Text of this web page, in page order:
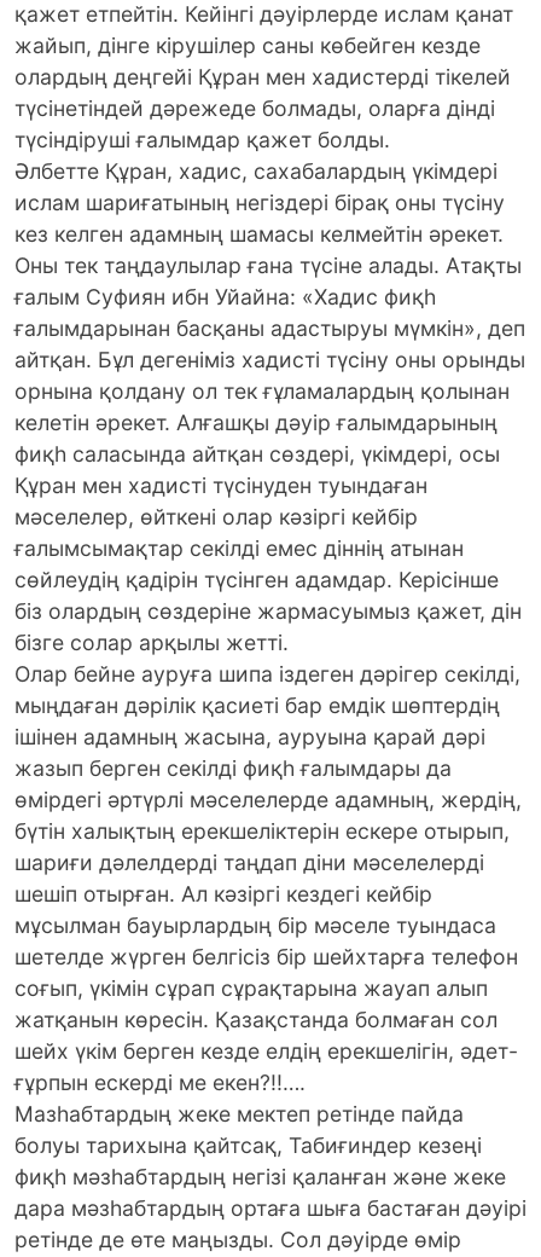
қажет етпейтін. Кейінгі дәуірлерде ислам қанат
жайып, дінге кірушілер саны көбейген кезде
олардың деңгейі Құран мен хадистерді тікелей
түсінетіндей дәрежеде болмады, оларға дінді
түсіндіруші ғалымдар қажет болды.
Әлбетте Құран, хадис, сахабалардың үкімдері
ислам шариғатының негіздері бірақ оны түсіну
кез келген адамның шамасы келмейтін әрекет.
Оны тек таңдаулылар ғана түсіне алады. Атақты
ғалым Суфиян ибн Уйайна: «Хадис фиқһ
ғалымдарынан басқаны адастыруы мүмкін», деп
айтқан. Бұл дегеніміз хадисті түсіну оны орынды
орнына қолдану ол тек ғұламалардың қолынан
келетін әрекет. Алғашқы дәуір ғалымдарының
фиқһ саласында айтқан сөздері, үкімдері, осы
Құран мен хадисті түсінуден туындаған
мәселелер, өйткені олар кәзіргі кейбір
ғалымсымақтар секілді емес діннің атынан
сөйлеудің қадірін түсінген адамдар. Керісінше
біз олардың сөздеріне жармасуымыз қажет, дін
бізге солар арқылы жетті.
Олар бейне ауруға шипа іздеген дәрігер секілді,
мыңдаған дәрілік қасиеті бар емдік шөптердің
ішінен адамның жасына, ауруына қарай дәрі
жазып берген секілді фиқһ ғалымдары да
өмірдегі әртүрлі мәселелерде адамның, жердің,
бүтін халықтың ерекшеліктерін ескере отырып,
шариғи дәлелдерді таңдап діни мәселелерді
шешіп отырған. Ал кәзіргі кездегі кейбір
мұсылман бауырлардың бір мәселе туындаса
шетелде жүрген белгісіз бір шейхтарға телефон
соғып, үкімін сұрап сұрақтарына жауап алып
жатқанын көресін. Қазақстанда болмаған сол
шейх үкім берген кезде елдің ерекшелігін, әдет-
ғұрпын ескерді ме екен?!!….
Мазһабтардың жеке мектеп ретінде пайда
болуы тарихына қайтсақ, Табиғиндер кезеңі
фиқһ мәзһабтардың негізі қаланған және жеке
дара мәзһабтардың ортаға шыға бастаған дәуірі
ретінде де өте маңызды. Сол дәуірде өмір